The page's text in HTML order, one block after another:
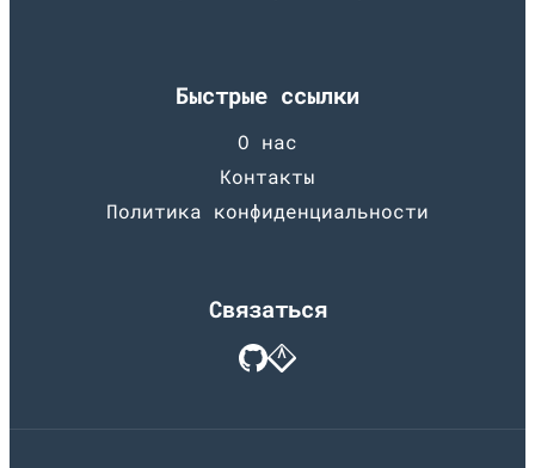
Быстрые ссылки
О нас
Контакты
Политика конфиденциальности
Связаться